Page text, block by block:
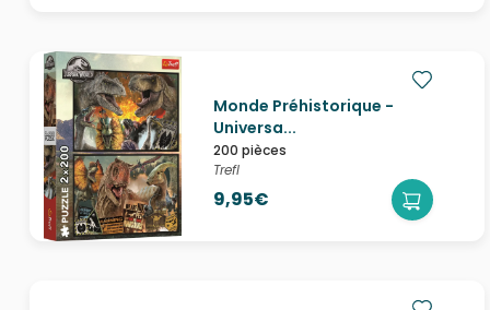
Monde Préhistorique -
Universa...
200 pièces
Trefl
9,95€